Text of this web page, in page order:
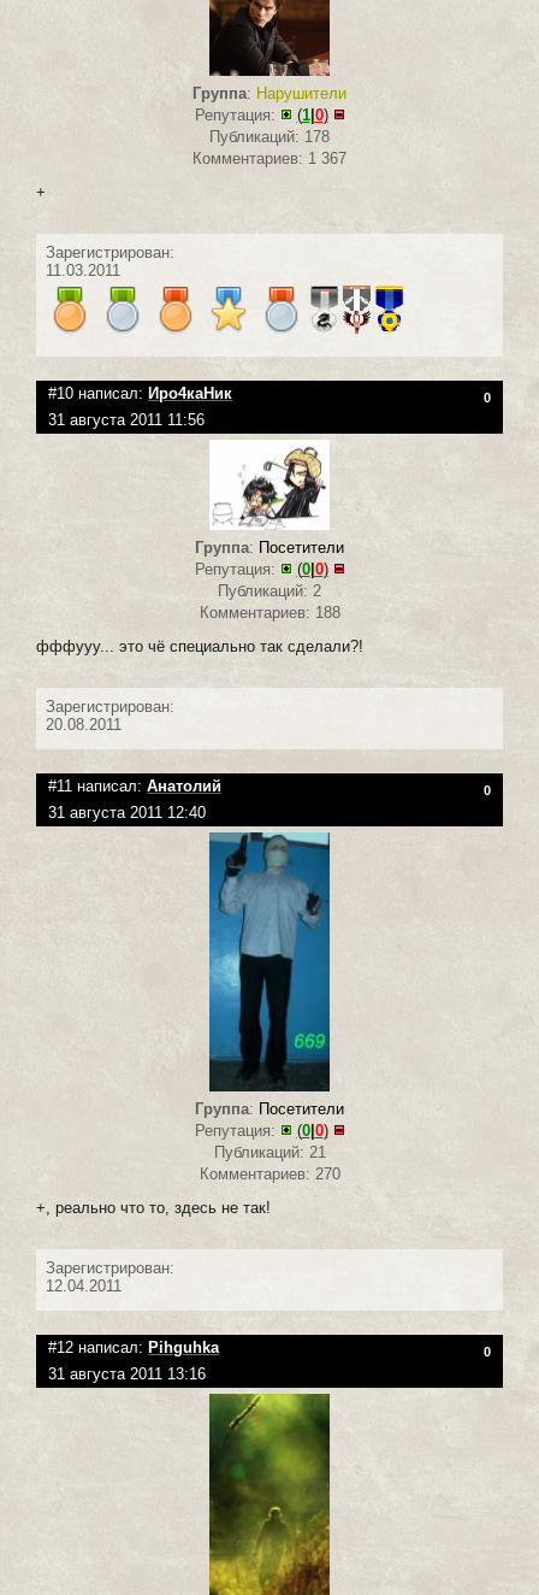
Группа: Нарушители
Репутация:
(1| 0)
Публикаций: 178
Комментариев: 1 367
+
Зарегистрирован:
11.03.2011
#10 написал: Иро4каНик 0
31 августа 2011 11:56
Группа: Посетители
Репутация:
(0| 0)
Публикаций: 2
Комментариев: 188
фффууу... это чё специально так сделали?!
Зарегистрирован:
20.08.2011
#11 написал: Анатолий 0
31 августа 2011 12:40
Группа: Посетители
Репутация:
(0| 0)
Публикаций: 21
Комментариев: 270
+, реально что то, здесь не так!
Зарегистрирован:
12.04.2011
#12 написал: Pihguhka 0
31 августа 2011 13:16